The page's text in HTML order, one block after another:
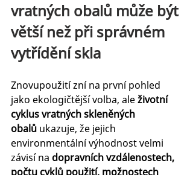
vratných obalů může být
větší než při správném
vytřídění skla
Znovupoužití zní na první pohled
jako ekologičtější volba, ale životní
cyklus vratných skleněných
obalů ukazuje, že jejich
environmentální výhodnost velmi
závisí na dopravních vzdálenostech,
počtu cyklů použití, možnostech